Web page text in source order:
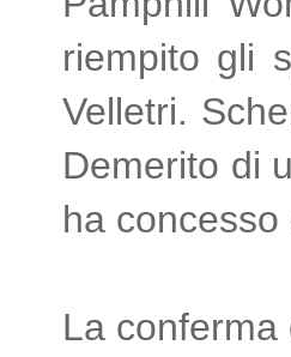
riempito gli
Velletri.
Demerito di
ha
La conferma